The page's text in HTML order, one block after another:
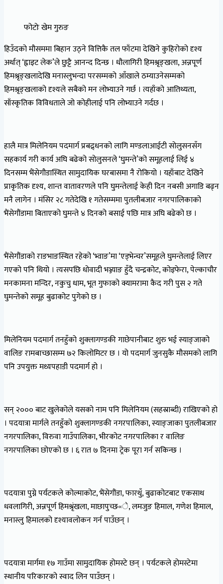
फोटोः खेम गुरुङ
हिउँदको मौसममा बिहान उठ्ने वित्तिकै तल फाँटमा देखिने कुहिरोको दृश्य
अर्थात् ‘ह्वाइट लेक’ले छुट्टै आनन्द दिन्छ । धौलागिरी हिमश्रृङ्खला, अन्नपूर्ण
हिमश्रृङ्खलादेखि मनास्लुभन्दा परसम्मको आँखाले ठम्याउनेसम्मको
हिमश्रृङ्खलाको दृश्यले सबैको मन लोभ्याउने गर्छ । त्यहाँको आतिथ्यता,
साँस्कृतिक विविधताले जो कोहीलाई पनि लोभ्याउने गर्दछ ।
हालै मात्र मिलेनियम पदमार्ग प्रबद्र्धनको लागि मण्डलाआईटी सोलुसनसँग
सहकार्य गरी कार्य अघि बढेको सोलुसनले ‘घुमन्ते’को समूहलाई लिई ४
दिनसम्म भैंसेगौडास्थित सामुदायिक घरबासमा नै रोकियो । यहाँबाट देखिने
प्राकृतिक दृश्य, शान्त वातावरणले पनि घुमन्तेलाई केही दिन नबसी अगाडि बढ्न
मनै लागेन । मंसिर २८ गतेदेखि १ गतेसम्ममा पुतलीबजार नगरपालिकाको
भैंसेगौंडामा बिताएको घुमन्ते ४ दिनको बसाई पछि मात्र अघि बढेको छ ।
भैंसेगौंडाको राङभाङस्थित रहेको ‘भ्वाङ’मा ‘एड्भेन्चर’समूहले घुमन्तेलाई लिएर
गएको पनि थियो । त्यसपछि धोवादी भञ्ज्याङ हुँदै चन्द्रकोट, कोइफेरा, पेल्काचौर
मनकामना मन्दिर, नकुचु धाम, भूत गुफाको क्यामरामा कैद गरी पुस २ गते
घुमन्तेको समूह बुढाकोट पुगेको छ ।
मिलेनियम पदमार्ग तनहुँको शुक्लागण्डकी गाछेपानीबाट शुरु भई स्याङ्जाको
वालिङ रामबाच्छासम्म ७२ किलोमिटर छ । यो पदमार्ग जुनसुकै मौसमको लागि
पनि उपयुक्त मध्यपहाडी पदमार्ग हो ।
सन् २००० बाट खुलेकोले यसको नाम पनि मिलेनियम (सहस्राब्दी) राखिएको हो
। पदयात्रा मार्गले तनहुँको शुक्लागण्डकी नगरपालिका, स्याङ्जाका पुतलीबजार
नगरपालिका, विरुवा गाउँपालिका, भीरकोट नगरपालिका र वालिङ
नगरपालिका छोएको छ । ६ रात ७ दिनमा ट्रेक पूरा गर्न सकिन्छ ।
पदयात्रा पुग्ने पर्यटकले कोल्माकोट, भैंसेगौंडा, फारथुँ, बुढाकोटबाट एकसाथ
धवलागिरी, अन्नपूर्ण हिमश्रृंखला, माछापुच्छ«े, लमजुङ हिमाल, गणेश हिमाल,
मनास्लु हिमालको दृश्यावलोकन गर्न पाउँछन् ।
पदयात्रा मार्गमा १७ गाउँमा सामुदायिक होमस्टे छन् । पर्यटकले होमस्टेमा
स्थानीय परिकारको स्वाद लिन पाउँछन् ।